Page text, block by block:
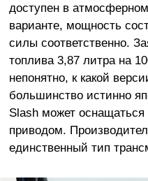
доступен в
варианте, мощность
силы соответственно.
топлива 3,87 литра на
непонятно, к какой
большинство истинно
Slash может
приводом.
единственный тип